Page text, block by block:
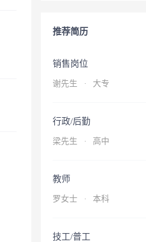
推荐简历
销售岗位
谢先生 · 大专
行政/后勤
梁先生 · 高中
教师
罗女士 · 本科
技工/普工